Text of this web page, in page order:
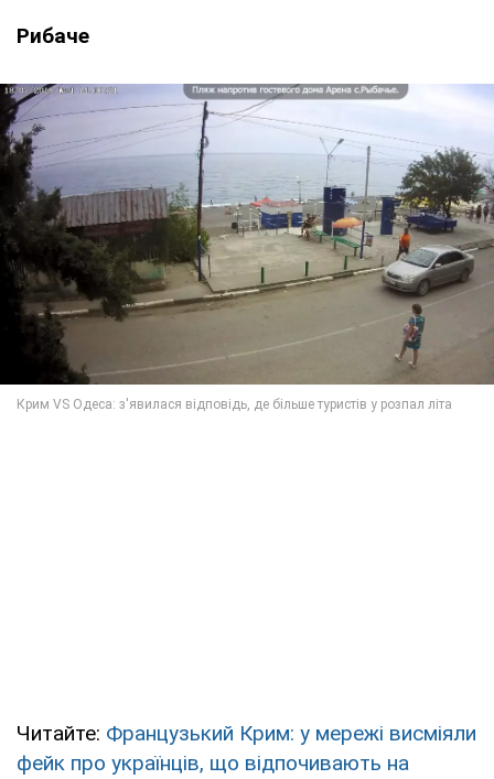
Рибаче
Читайте: Французький Крим: у мережі висміяли
фейк про українців, що відпочивають на